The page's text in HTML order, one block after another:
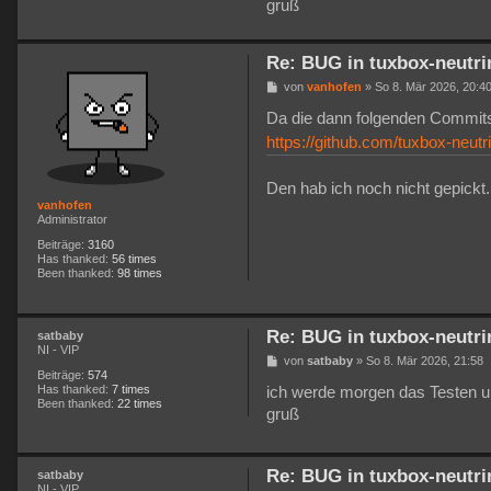
[HAL: 004ff9a8:init  ]
[https @ 0x11a0950]
[hls @ 0x3569080]
[hls @ 0x3569080]
[HAL: 004ff9a8:init  ]
[HAL: 004ff9a8:init  ]
Accept: */*
Range: bytes=0-
Connection: keep-alive
Icy-MetaData: 1
[hls @ 0x3569080] Skip
g
gruß
vanhofen
Administrator
Beiträge: 3160
Has thanked: 56 times
Been thanked: 98 times
Re: BUG in tuxbox-
B
i
r
a
von vanhofen » So 8. Mär 2026, 20:40
Da die dann folgenden
https://github.com/tuxbox-
Den hab ich noch nicht
satbaby
NI - VIP
Beiträge: 574
Has thanked: 7 times
Been thanked: 22 times
Re: BUG in tuxbox-
B
i
r
von satbaby» So 8. Mär 2026, 21:58
ich werde morgen das Testen
gruß
satbaby
Re: BUG in tuxbox-